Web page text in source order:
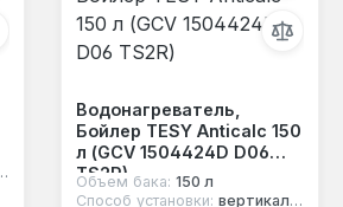
Водонагреватель,
Бойлер TESY Anticalc 150
л (GCV 1504424D D06
TS2R)
Объем бака: 150 л
Способ установки: вертикальный